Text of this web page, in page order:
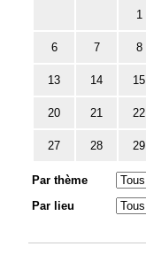
1
6 7 8
13 14 15
20 21 22
27 28 29
Par thème
Par lieu